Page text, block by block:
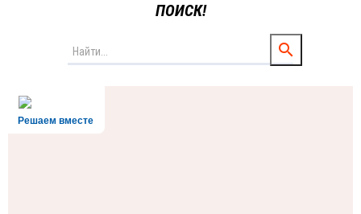
ПОИСК!
Решаем вместе